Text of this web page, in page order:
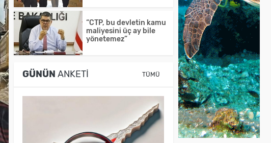
“CTP, bu devletin kamu
maliyesini üç ay bile
yönetemez”
GÜNÜN ANKETI TÜMÜ